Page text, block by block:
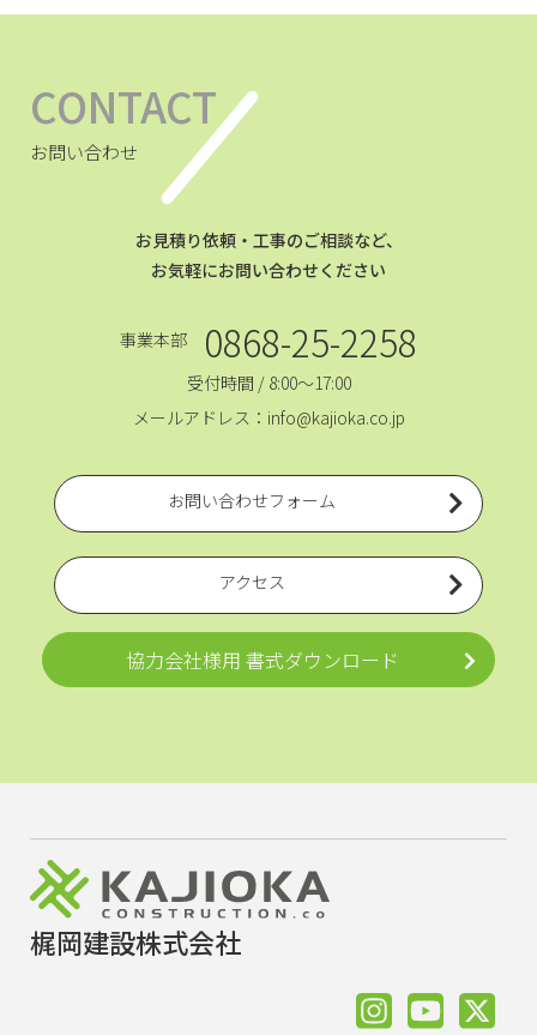
CONTACT
お問い合わせ
お見積り依頼・工事のご相談など、
お気軽にお問い合わせください
事業本部 0868-25-2258
受付時間 / 8:00～17:00
メールアドレス：info@kajioka.co.jp
お問い合わせフォーム
アクセス
協力会社様用 書式ダウンロード
梶岡建設株式会社